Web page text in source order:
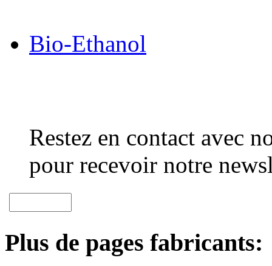
Bio-Ethanol
Restez en contact avec
pour recevoir notre
Plus de pages fabricants: